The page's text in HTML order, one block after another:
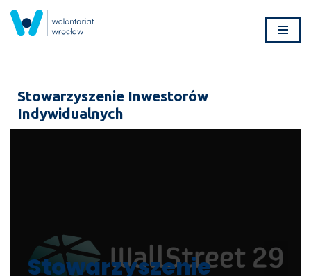
Przejdź
Stowarzyszenie Inwestorów
Indywidualnych
Stowarzyszenie